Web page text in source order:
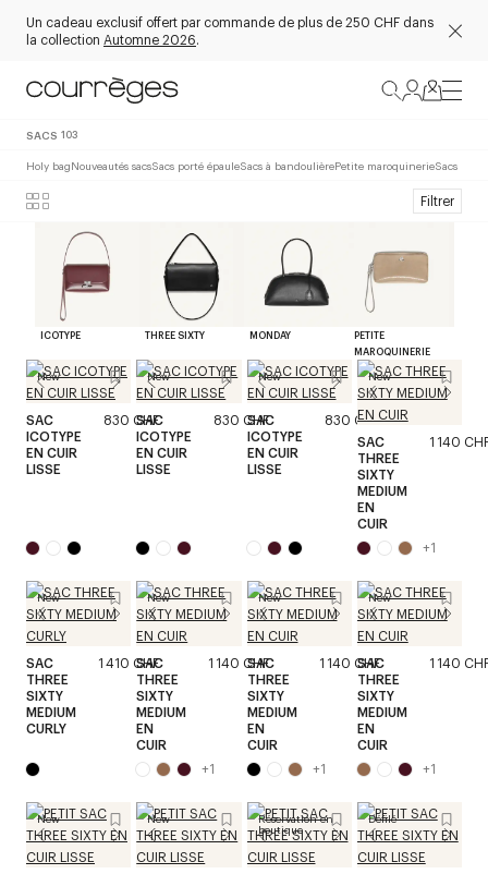
Un cadeau exclusif offert par commande de plus de 250 CHF dans
la collection Automne 2026.
SACS 103
Holy bagNouveautés sacsSacs porté épauleSacs à bandoulièrePetite maroquinerieSacs noirs
Filtrer
ICOTYPE THREE SIXTY MONDAY
PETITE
MAROQUINERIE
New
SAC
ICOTYPE
EN CUIR
LISSE
830 CHF
New
SAC
ICOTYPE
EN CUIR
LISSE
830 CHF
New
SAC
ICOTYPE
EN CUIR
LISSE
830 CHF
New
SAC
THREE
SIXTY
MEDIUM
EN
CUIR
1 140
+1
New
SAC
THREE
SIXTY
MEDIUM
CURLY
1 410 CHF
New
SAC
THREE
SIXTY
MEDIUM
EN
CUIR
1 140 CHF
+1
New
SAC
THREE
SIXTY
MEDIUM
EN
CUIR
1 140 CHF
+1
New
SAC
THREE
SIXTY
MEDIUM
EN
CUIR
1 140
+1
New New Réservation en
boutique
Défilé